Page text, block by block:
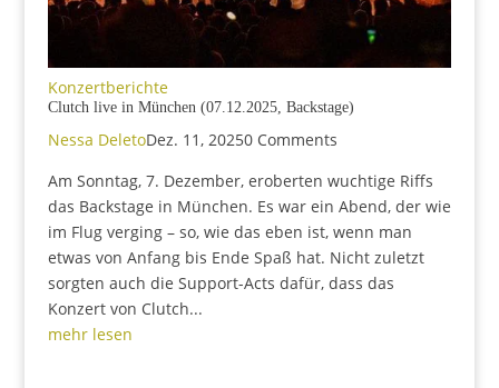
Konzertberichte
Clutch live in München (07.12.2025, Backstage)
Nessa DeletoDez. 11, 20250 Comments
Am Sonntag, 7. Dezember, eroberten wuchtige Riffs
das Backstage in München. Es war ein Abend, der wie
im Flug verging – so, wie das eben ist, wenn man
etwas von Anfang bis Ende Spaß hat. Nicht zuletzt
sorgten auch die Support-Acts dafür, dass das
Konzert von Clutch...
mehr lesen